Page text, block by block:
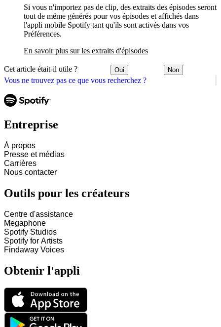
Vous ne trouvez pas ce que vous recherchez ?
Si vous n'importez pas de clip, des extraits des épisodes seront
tout de même générés pour vos épisodes et affichés dans
l'appli mobile Spotify tant qu'ils sont activés dans vos
Préférences.
En savoir plus sur les extraits d'épisodes
Cet article était-il utile ? Oui Non
Entreprise
À propos
Presse et médias
Carrières
Nous contacter
Outils pour les créateurs
Centre d'assistance
Megaphone
Spotify Studios
Spotify for Artists
Findaway Voices
Obtenir l'appli